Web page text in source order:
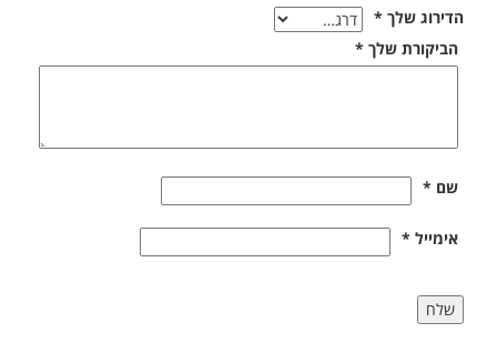
הדירוג שלך *
הביקורת שלך *
שם *
אימייל *